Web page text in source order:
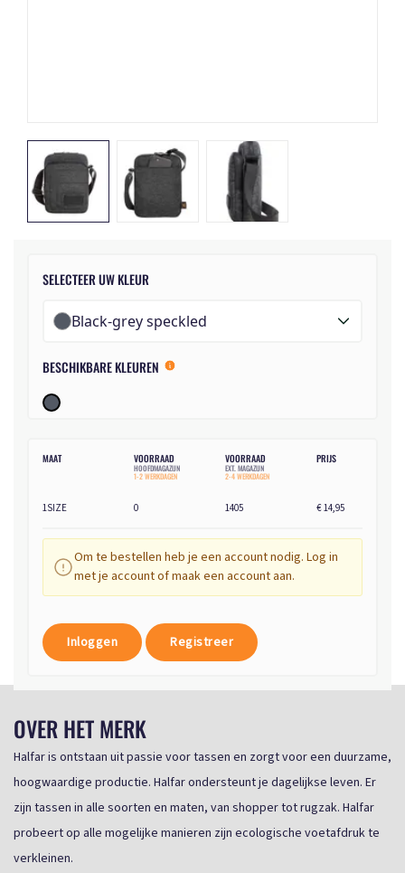
SELECTEER UW KLEUR
Black-grey speckled
BESCHIKBARE KLEUREN
MAAT VOORRAAD
HOOFDMAGAZIJN
1-2 WERKDAGEN
VOORRAAD
EXT. MAGAZIJN
2-4 WERKDAGEN
PRIJS
1SIZE 0 1405 € 14,95
Om te bestellen heb je een account nodig. Log in
met je account of maak een account aan.
Inloggen Registreer
OVER HET MERK
Halfar is ontstaan uit passie voor tassen en zorgt voor een duurzame,
hoogwaardige productie. Halfar ondersteunt je dagelijkse leven. Er
zijn tassen in alle soorten en maten, van shopper tot rugzak. Halfar
probeert op alle mogelijke manieren zijn ecologische voetafdruk te
verkleinen.